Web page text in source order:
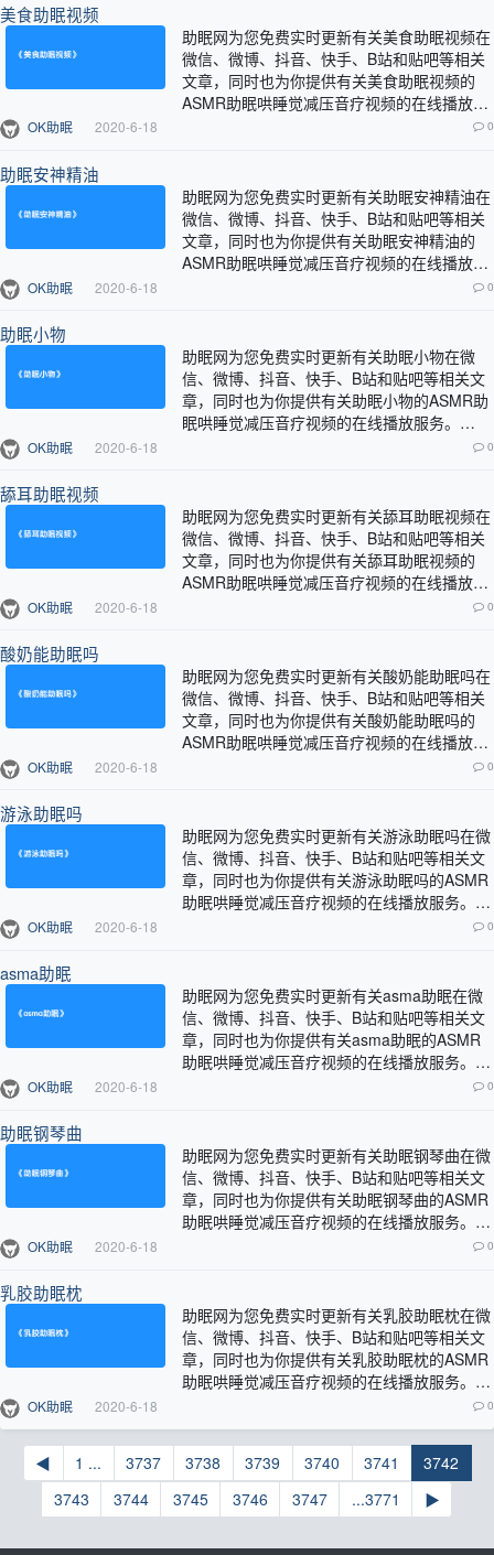
美食助眠视频
助眠网为您免费实时更新有关美食助眠视频在
微信、微博、抖音、快手、B站和贴吧等相关
文章，同时也为你提供有关美食助眠视频的
ASMR助眠哄睡觉减压音疗视频的在线播放服
OK助眠 2020-6-18 0
助眠安神精油
助眠网为您免费实时更新有关助眠安神精油在
微信、微博、抖音、快手、B站和贴吧等相关
文章，同时也为你提供有关助眠安神精油的
ASMR助眠哄睡觉减压音疗视频的在线播放服
OK助眠 2020-6-18 0
助眠小物
助眠网为您免费实时更新有关助眠小物在微
信、微博、抖音、快手、B站和贴吧等相关文
章，同时也为你提供有关助眠小物的ASMR助
眠哄睡觉减压音疗视频的在线播放服务。…
OK助眠 2020-6-18 0
舔耳助眠视频
助眠网为您免费实时更新有关舔耳助眠视频在
微信、微博、抖音、快手、B站和贴吧等相关
文章，同时也为你提供有关舔耳助眠视频的
ASMR助眠哄睡觉减压音疗视频的在线播放服
OK助眠 2020-6-18 0
酸奶能助眠吗
助眠网为您免费实时更新有关酸奶能助眠吗在
微信、微博、抖音、快手、B站和贴吧等相关
文章，同时也为你提供有关酸奶能助眠吗的
ASMR助眠哄睡觉减压音疗视频的在线播放服
OK助眠 2020-6-18 0
游泳助眠吗
助眠网为您免费实时更新有关游泳助眠吗在微
信、微博、抖音、快手、B站和贴吧等相关文
章，同时也为你提供有关游泳助眠吗的ASMR
助眠哄睡觉减压音疗视频的在线播放服务。…
OK助眠 2020-6-18 0
asma助眠
助眠网为您免费实时更新有关asma助眠在微
信、微博、抖音、快手、B站和贴吧等相关文
章，同时也为你提供有关asma助眠的ASMR
助眠哄睡觉减压音疗视频的在线播放服务。…
OK助眠 2020-6-18 0
助眠钢琴曲
助眠网为您免费实时更新有关助眠钢琴曲在微
信、微博、抖音、快手、B站和贴吧等相关文
章，同时也为你提供有关助眠钢琴曲的ASMR
助眠哄睡觉减压音疗视频的在线播放服务。…
OK助眠 2020-6-18 0
乳胶助眠枕
助眠网为您免费实时更新有关乳胶助眠枕在微
信、微博、抖音、快手、B站和贴吧等相关文
章，同时也为你提供有关乳胶助眠枕的ASMR
助眠哄睡觉减压音疗视频的在线播放服务。…
OK助眠 2020-6-18 0
◀ 1 ... 3737 3738 3739 3740 3741
3742
3743
3744 3745 3746 3747 ...3771 ▶